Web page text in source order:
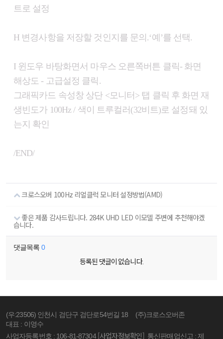
트로 설정
H 변경사항을 저장할 것인지를 문의.‘예’를 선택.
I 윈도우 바탕화면서 마우스 오른쪽버튼 클릭- 화면
해상도 - 고급설정 클릭.
그래픽카드 속성창 상단 <모니터> 탭 클릭 후 화면 재
생빈도가 100Hz / 색이 트루컬러(32비트)로 설정돼 있
는지 확인
/END/
크로스오버 100Hz 리얼클럭 모니터 설정방법(AMD)
좋은 제품 감사드립니다. 284K UHD LED 이모델 주변에 추천해야겠
습니다.
댓글목록 0
등록된 댓글이 없습니다.
(우:23506) 인천시 검단구 검단로54번길 18
(주)크로스오버존
대표 : 이영수
사업자등록번호 : 106-81-87304[사업자정보확인] 통신판매업신고 : 제